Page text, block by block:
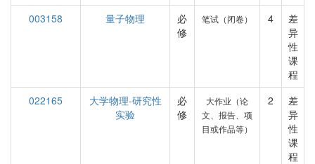
003158
量子物理
必
修
笔试（闭卷） 4
差
异
性
课
程
022165
大学物理-研究性
实验
必
修
大作业（论
文、报告、项
目或作品等）
2
差
异
性
课
程